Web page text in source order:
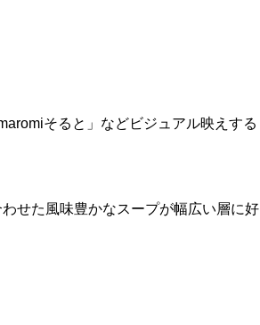
そると」などビジュアル映えする
せた風味豊かなスープが幅広い層に好